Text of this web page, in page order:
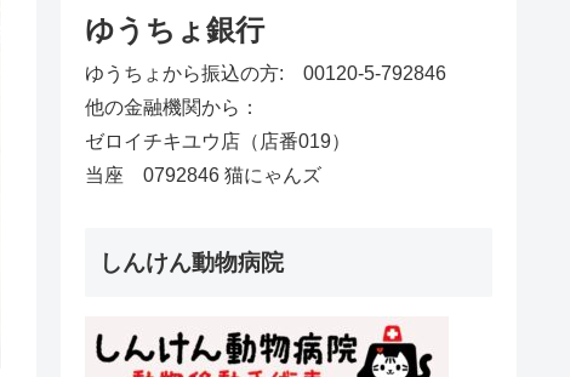
ゆうちょ銀行
ゆうちょから振込の方: 00120-5-792846
他の金融機関から：
ゼロイチキユウ店（店番019）
当座 0792846 猫にゃんズ
しんけん動物病院